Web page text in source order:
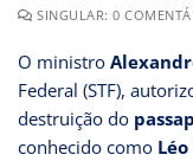
SINGULAR: 0
O ministro
Federal (STF),
destruição do
conhecido como